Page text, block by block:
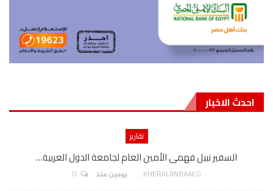
احدث الاخبار
تقارير
السفير نببل فهمى الأمين العام لجامعة الدول العربية…
AKHERALANBAAEG يومين منذ